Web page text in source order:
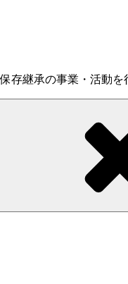
存継承の事業・活動を